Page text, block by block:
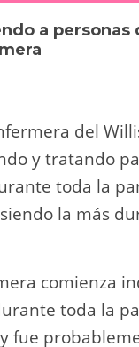
y
Li
p
a personas
del
y tratando
toda la
la más
comienza
toda la
fue